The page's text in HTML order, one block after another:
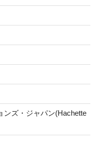
ンズ・ジャパン(Hachette